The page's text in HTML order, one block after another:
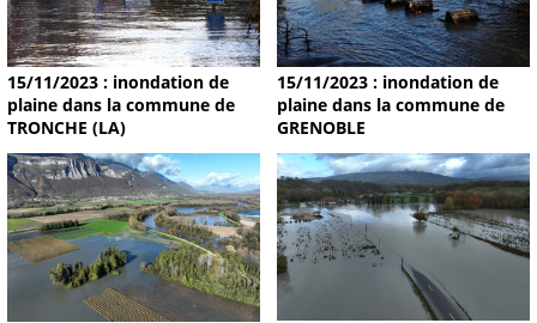
15/11/2023 : inondation de
plaine dans la commune de
TRONCHE (LA)
15/11/2023 : inondation de
plaine dans la commune de
GRENOBLE